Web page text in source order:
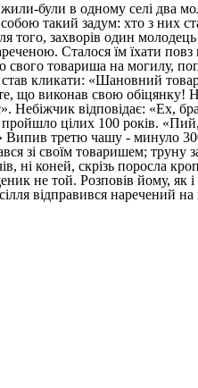
були в одному селі два
такий задум: хто з них
того, захворів один
Сталося їм їхати
свого товариша на могилу,
кликати: «Шановний
що виконав свою
Небіжчик відповідає: «Ех,
пройшло цілих 100 років.
Випив третю чашу - минуло
зі своїм товаришем; труну
ні коней, скрізь поросла
не той. Розповів йому,
відправився наречений